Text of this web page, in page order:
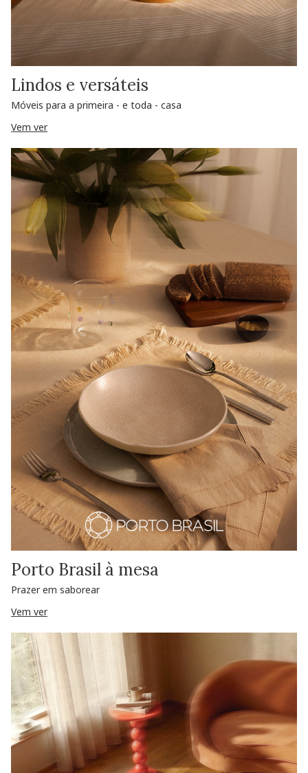
Lindos e versáteis
Móveis para a primeira - e toda - casa
Vem ver
Porto Brasil à mesa
Prazer em saborear
Vem ver